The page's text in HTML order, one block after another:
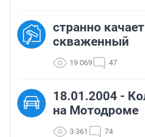
странно
скваженный
19 069 47
18.01.2004 -
на Мотодроме
3 361 74